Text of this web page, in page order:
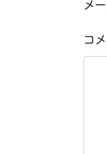
メ
コ